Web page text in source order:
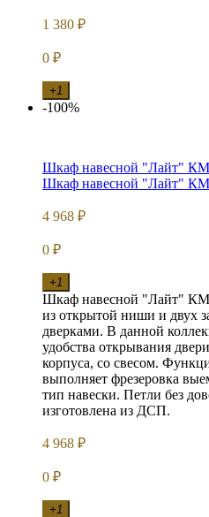
1 380 ₽
0 ₽
+1
-100%
Шкаф навесной "Лайт"
Шкаф навесной "Лайт"
4 968 ₽
0 ₽
+1
Шкаф навесной "Лайт"
из открытой ниши и двух
дверками. В данной
удобства открывания
корпуса, со свесом.
выполняет фрезеровка
тип навески. Петли без
изготовлена из ДСП.
4 968 ₽
0 ₽
+1